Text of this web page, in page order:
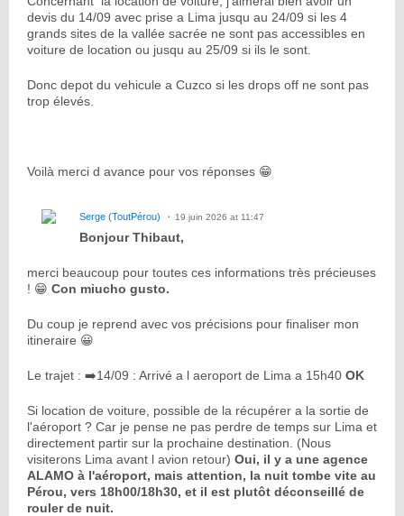
devis du 14/09 avec prise a Lima jusqu au 24/09 si les 4
grands sites de la vallée sacrée ne sont pas accessibles en
voiture de location ou jusqu au 25/09 si ils le sont.
Donc depot du vehicule a Cuzco si les drops off ne sont pas
trop élevés.
Voilà merci d avance pour vos réponses 😁
Serge (ToutPérou) 19 juin 2026 at 11:47
Bonjour Thibaut,
merci beaucoup pour toutes ces informations très précieuses
! 😁 Con miucho gusto.
Du coup je reprend avec vos précisions pour finaliser mon
itineraire 😀
Le trajet : ➡️14/09 : Arrivé a l aeroport de Lima a 15h40 OK
Si location de voiture, possible de la récupérer a la sortie de
l'aéroport ? Car je pense ne pas perdre de temps sur Lima et
directement partir sur la prochaine destination. (Nous
visiterons Lima avant l avion retour) Oui, il y a une agence
ALAMO à l'aéroport, mais attention, la nuit tombe vite au
Pérou, vers 18h00/18h30, et il est plutôt déconseillé de
rouler de nuit.